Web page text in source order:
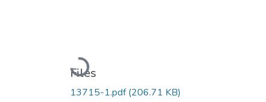
Loading...
Files
13715-1.pdf(206.71 KB)